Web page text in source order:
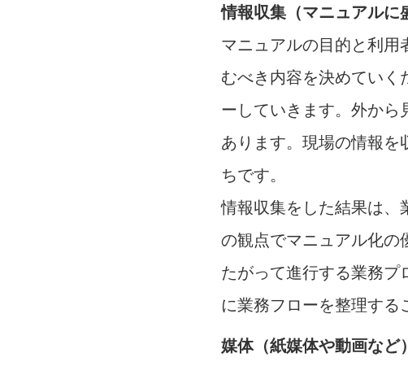
情報収集（マニュアルに
マニュアルの目的と利
むべき内容を決めていく
ーしていきます。外か
あります。現場の情報
ちです。
情報収集をした結果は、
の観点でマニュアル化の
たがって進行する業務
に業務フローを整理する
媒体（紙媒体や動画など）